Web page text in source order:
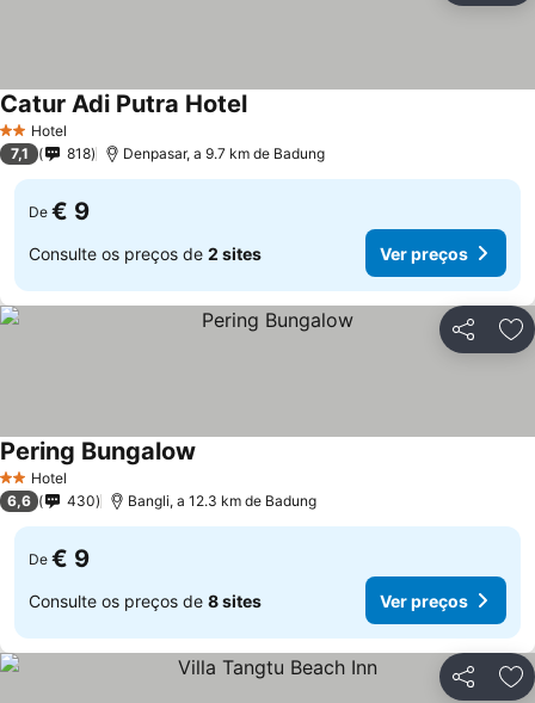
2 Estrelas
Hotel
Catur Adi Putra HotelVer preços
7,1 818 Denpasar, a 9.7 km de Badung
De € 9
Consulte os preços de 2 sites Ver preços
Partilhar
2 Estrelas
Hotel
Pering Bungalow
6,6 430 Bangli, a 12.3 km de Badung
De € 9
Consulte os preços de 8 sites Ver preços
Partilhar